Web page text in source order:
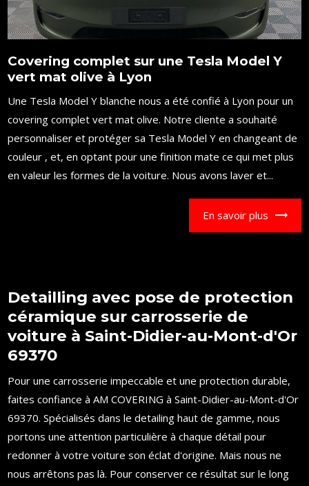
Covering complet sur une Tesla Model Y
vert mat olive à Lyon
Une Tesla Model Y blanche nous a été confié à Lyon pour un
covering complet vert mat olive. Notre cliente a souhaité
personnaliser et protéger sa Tesla Model Y en changeant de
couleur , et, en optant pour une finition mate ce qui met plus
en valeur les formes de la voiture. Nous avons laver et...
En savoir plus
Detailling avec pose de protection
céramique sur carrosserie de
voiture à Saint-Didier-au-Mont-d'Or
69370
Pour une carrosserie impeccable et une protection durable,
faites confiance à AM COVERING à Saint-Didier-au-Mont-d'Or
69370. Spécialisés dans le detailing haut de gamme, nous
portons une attention particulière à chaque détail pour
redonner à votre voiture son éclat d'origine. Mais nous ne
nous arrêtons pas là. Pour conserver ce résultat sur le long